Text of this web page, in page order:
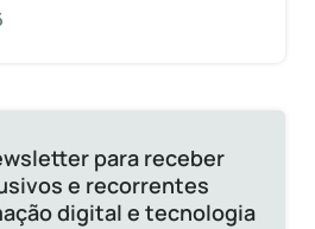
para receber
e recorrentes
digital e tecnologia